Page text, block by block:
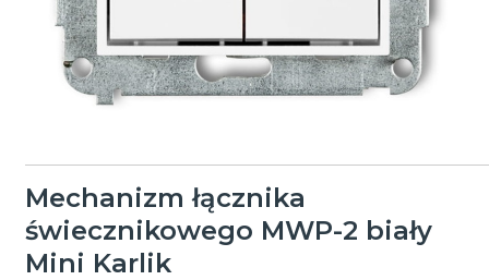
Mechanizm łącznika
świecznikowego MWP-2 biały
Mini Karlik